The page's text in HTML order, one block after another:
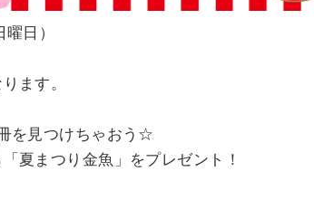
日）
ます。
を見つけちゃおう☆
夏まつり金魚」をプレゼント！